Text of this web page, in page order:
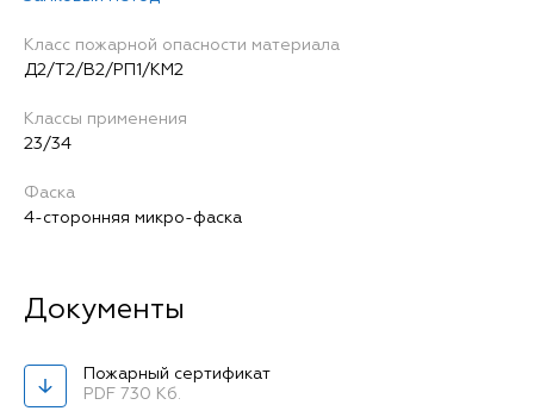
Класс пожарной опасности материала
Д2/Т2/В2/РП1/КМ2
Классы применения
23/34
Фаска
4-сторонняя микро-фаска
Пожарный сертификат
PDF 730 Кб.